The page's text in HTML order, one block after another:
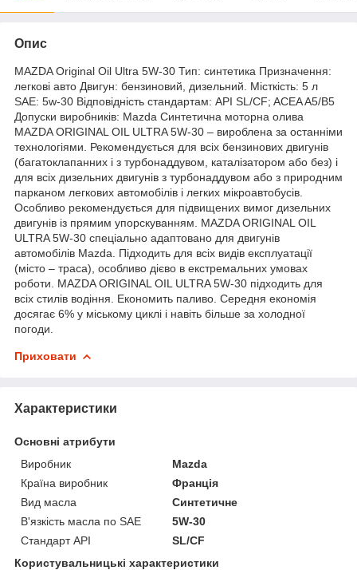
Опис
MAZDA Original Oil Ultra 5W-30 Тип: синтетика Призначення:
легкові авто Двигун: бензиновий, дизельний. Місткість: 5 л
SAE: 5w-30 Відповідність стандартам: API SL/CF; ACEA A5/B5
Допуски виробників: Mazda Cинтетична моторна олива
MAZDA ORIGINAL OIL ULTRA 5W-30 – вироблена за останніми
технологіями. Рекомендується для всіх бензинових двигунів
(багатоклапанних і з турбонаддувом, каталізатором або без) і
для всіх дизельних двигунів з турбонаддувом або з природним
парканом легкових автомобілів і легких мікроавтобусів.
Особливо рекомендується для підвищених вимог дизельних
двигунів із прямим упорскуванням. MAZDA ORIGINAL OIL
ULTRA 5W-30 спеціально адаптовано для двигунів
автомобілів Mazda. Підходить для всіх видів експлуатації
(місто – траса), особливо дієво в екстремальних умовах
роботи. MAZDA ORIGINAL OIL ULTRA 5W-30 підходить для
всіх стилів водіння. Економить паливо. Середня економія
досягає 6% у міському циклі і навіть більше за холодної
погоди.
Приховати
Характеристики
Основні атрибути
Виробник
Mazda
Країна виробник
Франція
Вид масла
Синтетичне
В'язкість масла по SAE
5W-30
Стандарт API
SL/CF
Користувальницькі характеристики